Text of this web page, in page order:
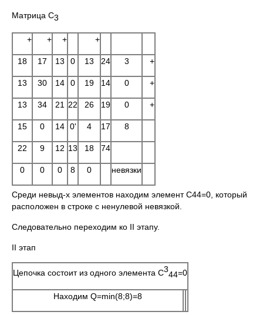
Матрица C3
+ + + +
18 17 13 0 13 24 3 +
13 30 14 0 19 14 0 +
13 34 21 22 26 19 0 +
15 0 14 0' 4 17 8
22 9 12 13 18 74
0 0 0 8 0 невязки
Среди невыд-х элементов находим элемент C44=0, который
расположен в строке с ненулевой невязкой.
Следовательно переходим ко II этапу.
II этап
Цепочка состоит из одного элемента C3
44=0
Находим Q=min(8;8)=8